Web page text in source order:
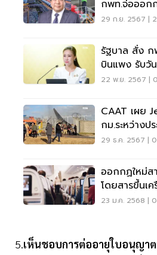
กพท.จ่อออก
เพลิงชีวภาพ
29 ก.ย. 2567 |
รัฐบาล สั่ง ก
บินแพง รับวั
22 พ.ย. 2567 |
CAAT เผย
กม.ระหว่างป
ค่าเสียหายได้
29 ธ.ค. 2567 |
ออกกฏใหม่ส
โดยสารขึ้นเครื่อง
19 ก.พ.นี้
23 ม.ค. 2568 |
5.เห็นชอบการต่ออายุใบอนุญา